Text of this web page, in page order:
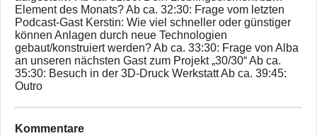
Element des Monats? Ab ca. 32:30: Frage vom letzten
Podcast-Gast Kerstin: Wie viel schneller oder günstiger
können Anlagen durch neue Technologien
gebaut/konstruiert werden? Ab ca. 33:30: Frage von Alba
an unseren nächsten Gast zum Projekt „30/30“ Ab ca.
35:30: Besuch in der 3D-Druck Werkstatt Ab ca. 39:45:
Outro
Kommentare